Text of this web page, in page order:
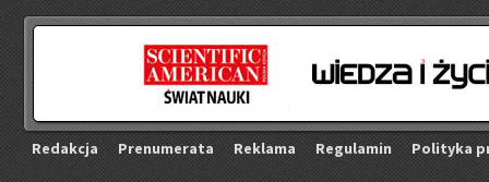
Re­dak­cja Pre­nu­me­ra­ta Re­kla­ma Re­gu­la­min Po­li­ty­ka